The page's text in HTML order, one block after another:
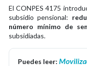
El CONPES 4175
subsidio pensional:
número mínimo de
subsidiadas.
Puedes leer: